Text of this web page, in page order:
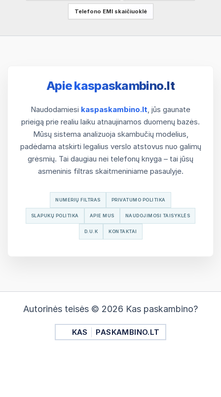
Telefono EMI skaičiuoklė
Apie kaspaskambino.lt
Naudodamiesi kaspaskambino.lt, jūs gaunate
prieigą prie realiu laiku atnaujinamos duomenų bazės.
Mūsų sistema analizuoja skambučių modelius,
padėdama atskirti legalius verslo atstovus nuo galimų
grėsmių. Tai daugiau nei telefonų knyga – tai jūsų
asmeninis filtras skaitmeniniame pasaulyje.
NUMERIŲ FILTRAS PRIVATUMO POLITIKA
SLAPUKŲ POLITIKA APIE MUS NAUDOJIMOSI TAISYKLĖS
D.U.K KONTAKTAI
Autorinės teisės © 2026 Kas paskambino?
KAS PASKAMBINO.LT